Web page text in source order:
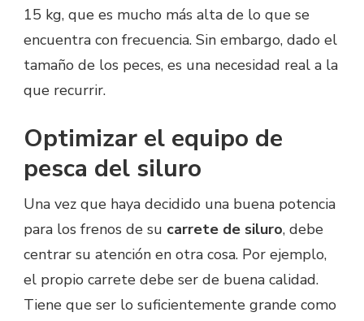
15 kg, que es mucho más alta de lo que se
encuentra con frecuencia. Sin embargo, dado el
tamaño de los peces, es una necesidad real a la
que recurrir.
Optimizar el equipo de
pesca del siluro
Una vez que haya decidido una buena potencia
para los frenos de su carrete de siluro, debe
centrar su atención en otra cosa. Por ejemplo,
el propio carrete debe ser de buena calidad.
Tiene que ser lo suficientemente grande como